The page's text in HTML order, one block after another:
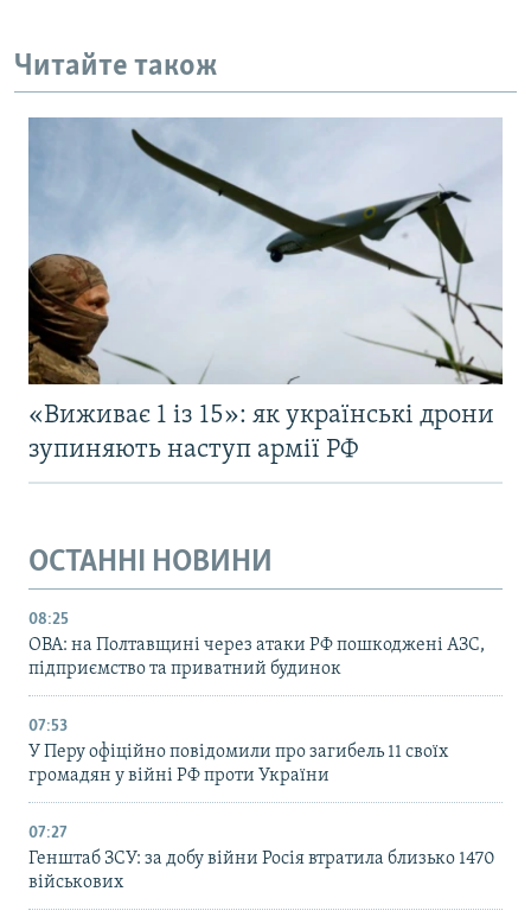
Читайте також
«Виживає 1 із 15»: як українські дрони
зупиняють наступ армії РФ
ОСТАННІ НОВИНИ
08:25
ОВА: на Полтавщині через атаки РФ пошкоджені АЗС,
підприємство та приватний будинок
07:53
У Перу офіційно повідомили про загибель 11 своїх
громадян у війні РФ проти України
07:27
Генштаб ЗСУ: за добу війни Росія втратила близько 1470
військових